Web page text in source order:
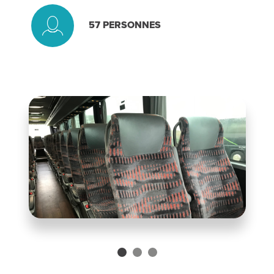
57 PERSONNES